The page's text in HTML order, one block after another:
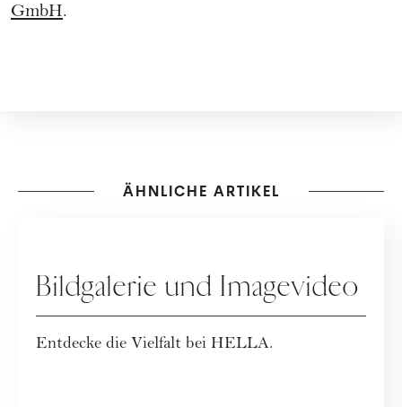
GmbH.
ÄHNLICHE ARTIKEL
Bildgalerie und Imagevideo
Entdecke die Vielfalt bei HELLA.